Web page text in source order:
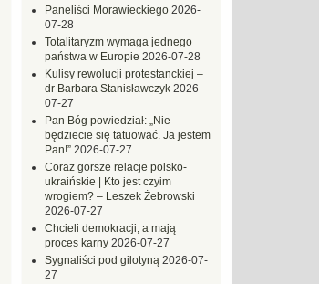
Paneliści Morawieckiego 2026-
07-28
Totalitaryzm wymaga jednego
państwa w Europie 2026-07-28
Kulisy rewolucji protestanckiej –
dr Barbara Stanisławczyk 2026-
07-27
Pan Bóg powiedział: „Nie
będziecie się tatuować. Ja jestem
Pan!” 2026-07-27
Coraz gorsze relacje polsko-
ukraińskie | Kto jest czyim
wrogiem? – Leszek Żebrowski
2026-07-27
Chcieli demokracji, a mają
proces karny 2026-07-27
Sygnaliści pod gilotyną 2026-07-
27